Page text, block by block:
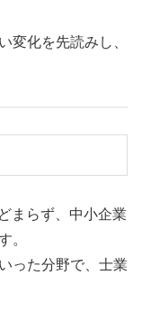
変化を先読みし、
まらず、中小企業
。
った分野で、士業